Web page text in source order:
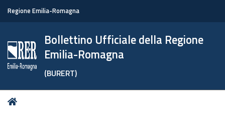
Regione Emilia-Romagna
Bollettino Ufficiale della Regione
Emilia-Romagna
(BURERT)
Tu